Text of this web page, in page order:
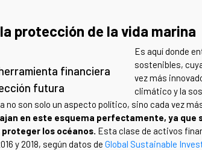
protección de la vida marina
financiera
futura
Es aquí donde
sostenibles,
vez más
climático y la
no son solo un aspecto político, sino cada vez
en este esquema perfectamente, ya que
los océanos. Esta clase de activos
y 2018, según datos de Global Sustainable